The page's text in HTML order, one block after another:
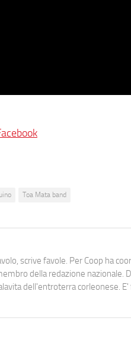
Toa Mata band
scrive favole. Per Coop ha
della redazione nazionale.
dell'entroterra corleonese.